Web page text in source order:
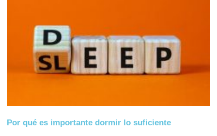
Por qué es importante dormir lo suficiente